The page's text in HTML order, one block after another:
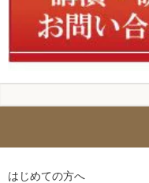
はじめての方へ